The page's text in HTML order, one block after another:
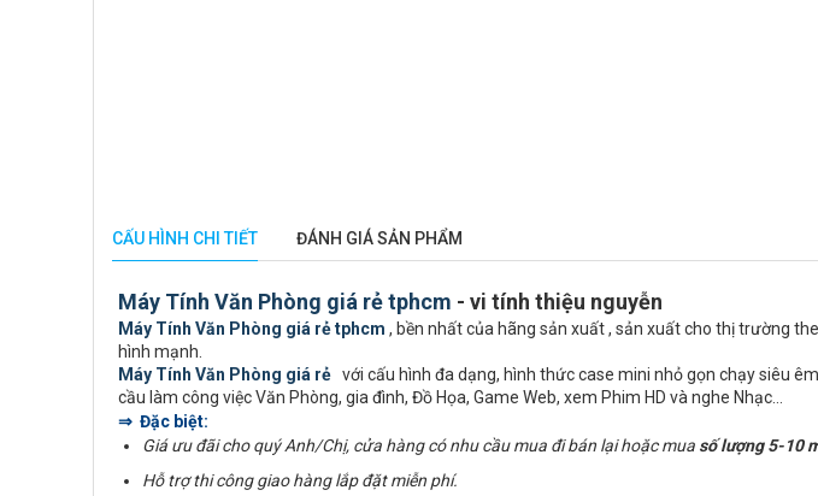
CẤU HÌNH CHI TIẾT ĐÁNH GIÁ SẢN PHẨM
Máy Tính Văn Phòng giá rẻ tphcm - vi tính thiệu nguyễn
Máy Tính Văn Phòng giá rẻ tphcm , bền nhất của hãng sản xuất , sản xuất cho thị trường
hình mạnh.
Máy Tính Văn Phòng giá rẻ với cấu hình đa dạng, hình thức case mini nhỏ gọn chạy siêu
cầu làm công việc Văn Phòng, gia đình, Đồ Họa, Game Web, xem Phim HD và nghe Nhạc…
⇒ Đặc biệt:
Giá ưu đãi cho quý Anh/Chị, cửa hàng có nhu cầu mua đi bán lại hoặc mua số lượng 5-10
Hỗ trợ thi công giao hàng lắp đặt miễn phí.